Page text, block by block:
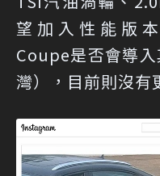
望加入性能版
Coupe是否會導
灣），目前則沒有